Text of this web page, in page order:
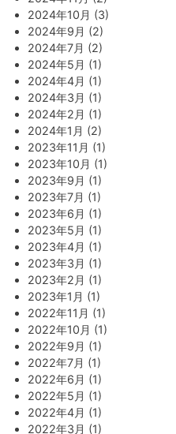
2024年10月 (3)
2024年9月 (2)
2024年7月 (2)
2024年5月 (1)
2024年4月 (1)
2024年3月 (1)
2024年2月 (1)
2024年1月 (2)
2023年11月 (1)
2023年10月 (1)
2023年9月 (1)
2023年7月 (1)
2023年6月 (1)
2023年5月 (1)
2023年4月 (1)
2023年3月 (1)
2023年2月 (1)
2023年1月 (1)
2022年11月 (1)
2022年10月 (1)
2022年9月 (1)
2022年7月 (1)
2022年6月 (1)
2022年5月 (1)
2022年4月 (1)
2022年3月 (1)